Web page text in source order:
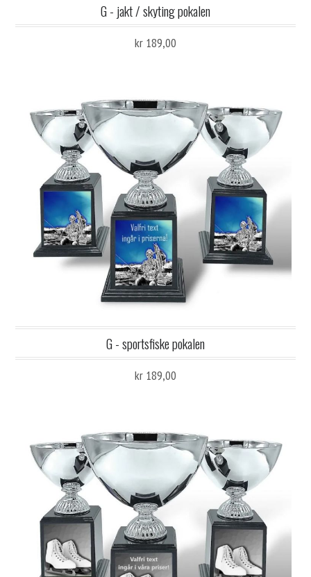
G - jakt / skyting pokalen
kr 189,00
G - sportsfiske pokalen
kr 189,00